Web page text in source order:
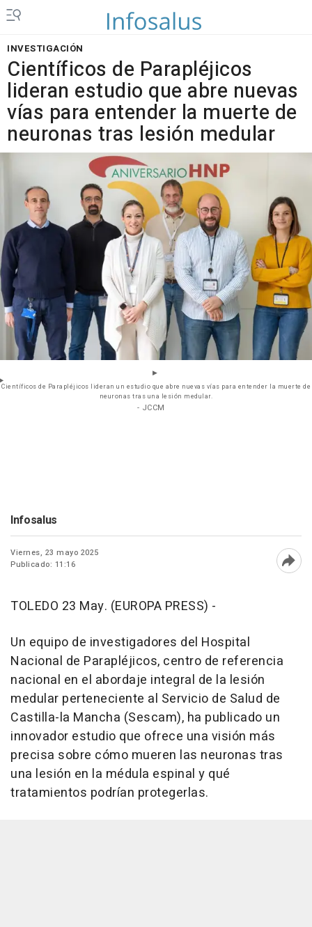
INVESTIGACIÓN
Científicos de Parapléjicos
lideran estudio que abre nuevas
vías para entender la muerte de
neuronas tras lesión medular
Científicos de Parapléjicos lideran un estudio que abre nuevas vías para entender la muerte de
neuronas tras una lesión medular.
- JCCM
Infosalus
Viernes, 23 mayo 2025
Publicado: 11:16
TOLEDO 23 May. (EUROPA PRESS) -
Un equipo de investigadores del Hospital
Nacional de Parapléjicos, centro de referencia
nacional en el abordaje integral de la lesión
medular perteneciente al Servicio de Salud de
Castilla-la Mancha (Sescam), ha publicado un
innovador estudio que ofrece una visión más
precisa sobre cómo mueren las neuronas tras
una lesión en la médula espinal y qué
tratamientos podrían protegerlas.